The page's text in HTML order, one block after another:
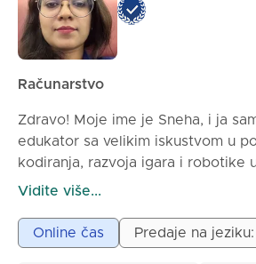
Računarstvo
Zdravo! Moje ime je Sneha, i ja
edukator sa velikim iskustvom u
kodiranja, razvoja igara i robotike
od 6 do 18 godina. Ja sam autor
učitelj ovde, imam godine iskustva
kodiranja, podučavajući učenike
Vidite više...
Online čas Predaje na